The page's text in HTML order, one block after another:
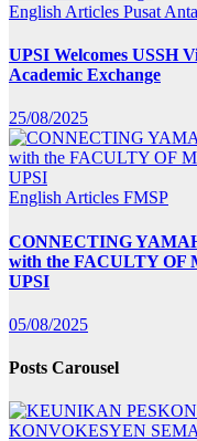
English Articles Pusat
UPSI Welcomes USSH
Academic Exchange
25/08/2025
English Articles FMSP
CONNECTING
with the FACULTY OF
UPSI
05/08/2025
Posts Carousel